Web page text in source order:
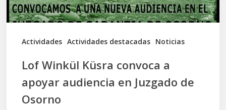
Actividades Actividades destacadas Noticias
en
Juzgado
Lof Winkül Küsra convoca a
apoyar audiencia en Juzgado de
Osorno